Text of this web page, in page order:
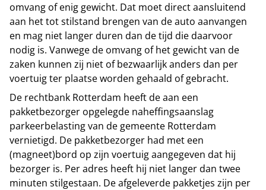
omvang of enig gewicht. Dat moet direct aansluitend
aan het tot stilstand brengen van de auto aanvangen
en mag niet langer duren dan de tijd die daarvoor
nodig is. Vanwege de omvang of het gewicht van de
zaken kunnen zij niet of bezwaarlijk anders dan per
voertuig ter plaatse worden gehaald of gebracht.
De rechtbank Rotterdam heeft de aan een
pakketbezorger opgelegde naheffingsaanslag
parkeerbelasting van de gemeente Rotterdam
vernietigd. De pakketbezorger had met een
(magneet)bord op zijn voertuig aangegeven dat hij
bezorger is. Per adres heeft hij niet langer dan twee
minuten stilgestaan. De afgeleverde pakketjes zijn per